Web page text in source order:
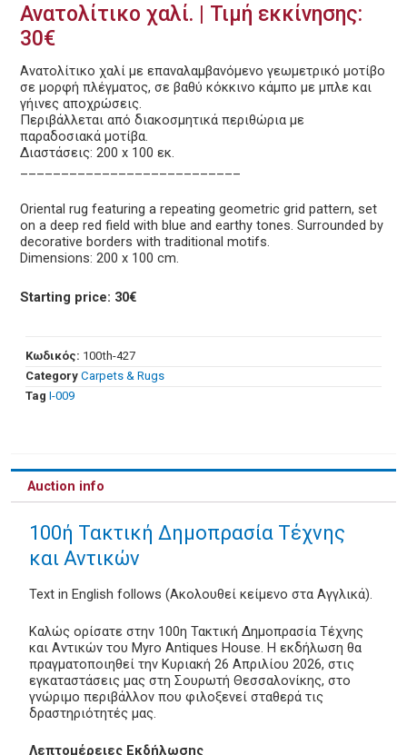
Ανατολίτικο χαλί. | Τιμή εκκίνησης:
30€
Ανατολίτικο χαλί με επαναλαμβανόμενο γεωμετρικό μοτίβο
σε μορφή πλέγματος, σε βαθύ κόκκινο κάμπο με μπλε και
γήινες αποχρώσεις.
Περιβάλλεται από διακοσμητικά περιθώρια με
παραδοσιακά μοτίβα.
Διαστάσεις: 200 x 100 εκ.
Oriental rug featuring a repeating geometric grid pattern, set
on a deep red field with blue and earthy tones. Surrounded by
decorative borders with traditional motifs.
Dimensions: 200 x 100 cm.
Starting price: 30€
Κωδικός: 100th-427
Category Carpets & Rugs
Tag Ι-009
Auction info
100ή Τακτική Δημοπρασία Τέχνης
και Αντικών
Text in English follows (Ακολουθεί κείμενο στα Αγγλικά).
Καλώς ορίσατε στην 100η Τακτική Δημοπρασία Τέχνης
και Αντικών του Myro Antiques House. Η εκδήλωση θα
πραγματοποιηθεί την Κυριακή 26 Απριλίου 2026, στις
εγκαταστάσεις μας στη Σουρωτή Θεσσαλονίκης, στο
γνώριμο περιβάλλον που φιλοξενεί σταθερά τις
δραστηριότητές μας.
Λεπτομέρειες Εκδήλωσης